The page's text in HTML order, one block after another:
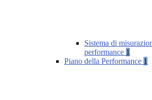
Sistema di
performance 1
Piano della Performance 1